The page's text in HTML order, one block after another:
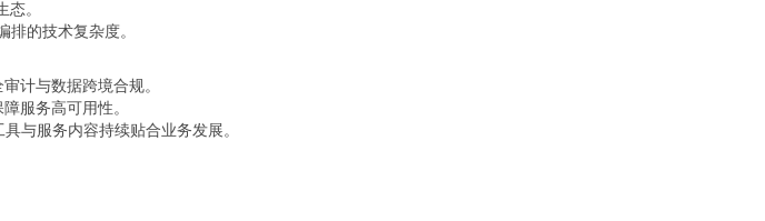
。
的技术复杂度。
计与数据跨境合规。
服务高可用性。
与服务内容持续贴合业务发展。